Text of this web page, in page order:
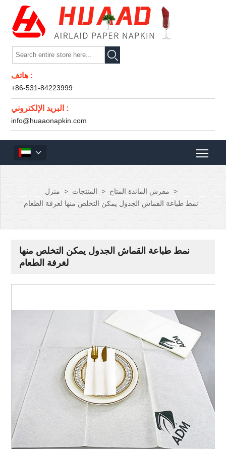

هاتف :
+86-531-84223999
البريد الإلكتروني :
info@huaaonapkin.com

منزل > المنتجات > مفرش المائدة المتاح >
نمط طباعة القماش الجدول يمكن التخلص منها لغرفة الطعام
نمط طباعة القماش الجدول يمكن التخلص منها
لغرفة الطعام